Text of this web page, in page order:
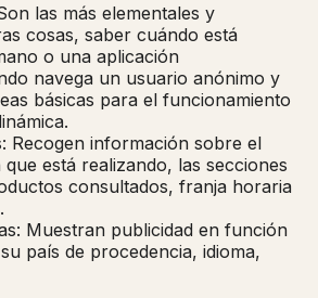
las más elementales y
cosas, saber cuándo está
o una aplicación
navega un usuario anónimo y
básicas para el funcionamiento
Recogen información sobre el
está realizando, las secciones
consultados, franja horaria
Muestran publicidad en función
país de procedencia, idioma,